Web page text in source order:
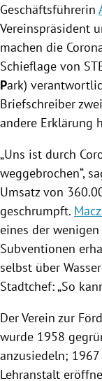
Geschäftsführerin
Vereinspräsident
machen die
Schieflage von
Park)
Briefschreiber
andere Erklärung
„Uns ist durch
weggebrochen“,
Umsatz von
geschrumpft.
eines der
Subventionen
selbst über
Stadtchef: „So
Der Verein zur
wurde 1958
anzusiedeln;
Lehranstalt